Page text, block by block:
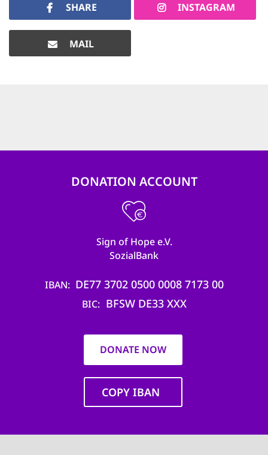
SHARE INSTAGRAM
MAIL
DONATION ACCOUNT
Sign of Hope e.V.
SozialBank
IBAN DE77 3702 0500 0008 7173 00
BIC BFSW DE33 XXX
DONATE NOW
COPY IBAN